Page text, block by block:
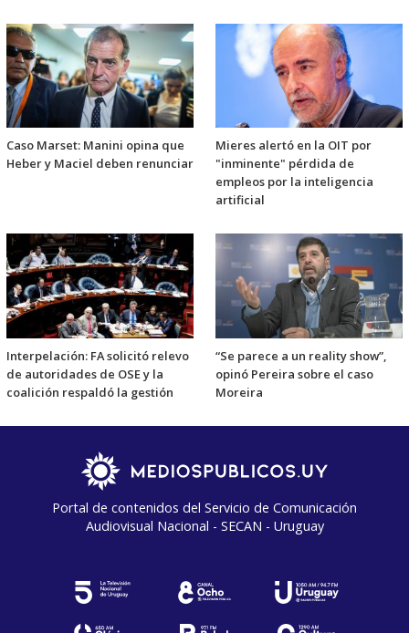
Caso Marset: Manini opina que
Heber y Maciel deben renunciar
Mieres alertó en la OIT por
"inminente" pérdida de
empleos por la inteligencia
artificial
Interpelación: FA solicitó relevo
de autoridades de OSE y la
coalición respaldó la gestión
“Se parece a un reality show”,
opinó Pereira sobre el caso
Moreira
Portal de contenidos del Servicio de Comunicación
Audiovisual Nacional - SECAN - Uruguay